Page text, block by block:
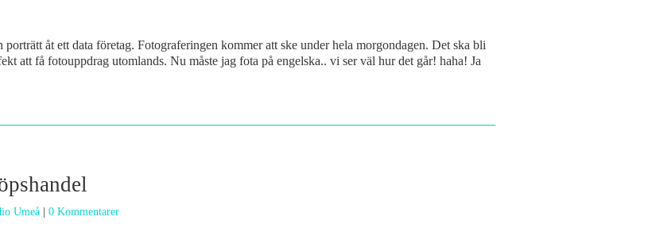
åt ett data företag. Fotograferingen kommer att ske under hela morgondagen. Det ska bli
att få fotouppdrag utomlands. Nu måste jag fota på engelska.. vi ser väl hur det går! haha! Ja
Umeå 0 Kommentarer